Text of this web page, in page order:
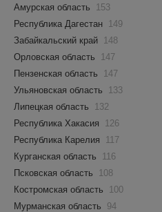
Амурская область
153
Республика Дагестан 149
Забайкальский край 148
Орловская область
147
Пензенская область
147
Ульяновская область
133
Липецкая область
132
Республика Хакасия
126
Республика Карелия
117
Курганская область
116
Псковская область
108
Костромская область
100
Мурманская область
94